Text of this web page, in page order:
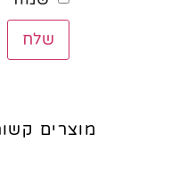
מוצרים